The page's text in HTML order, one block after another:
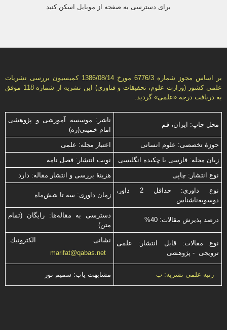
برای دسترسی به صفحه از موبایل اسکن کنید
بر اساس مجوز شماره 6776/3 مورخ 1386/08/14 كمیسیون بررسى نشریات
علمى كشور (وزارت علوم، تحقیقات و فناورى) این نشریه از شماره 118 موفق
به دریافت درجه «علمى» گردید.
محل چاپ: ایران، قم
ناشر: موسسه آموزشی و پژوهشی
امام خمینی(ره)
حوزۀ تخصصی: علوم انسانی
اعتبار مجله: علمی
زبان مجله: فارسی با چكیده انگلیسی
نوبت انتشار: فصل نامه
نوع انتشار: چاپی
هزینۀ بررسی و انتشار مقاله: دارد
نوع داوری: حداقل 2 داور،
دوسویه‌ناشناس
زمان داوری: سه تا شش‌ماه
درصد پذیرش مقالات: 40%
دسترسی به مقاله‌ها: رایگان (تمام
متن)
نوع مقالات: قابل انتشار: علمی
ترویجی - پژوهشی
نشانی الكترونیك:
marifat@qabas.net
رتبه علمی نشریه: ب مشابهت ياب: سميم نور